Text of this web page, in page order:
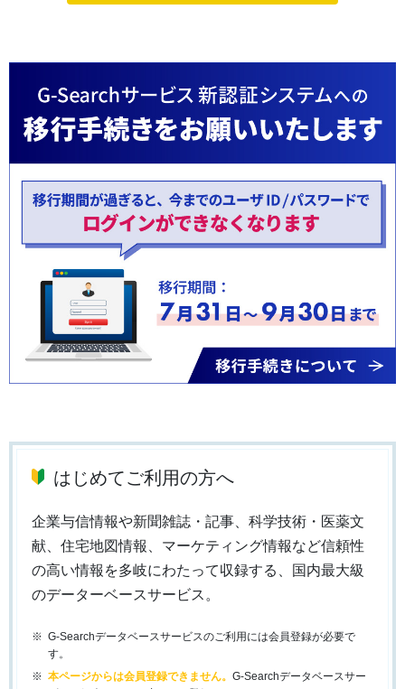
はじめてご利用の方へ
企業与信情報や新聞雑誌・記事、科学技術・医薬文
献、住宅地図情報、マーケティング情報など信頼性
の高い情報を多岐にわたって収録する、国内最大級
のデーターベースサービス。
G-Searchデータベースサービスのご利用には会員登録が必要で
す。
本ページからは会員登録できません。 G-Searchデータベースサー